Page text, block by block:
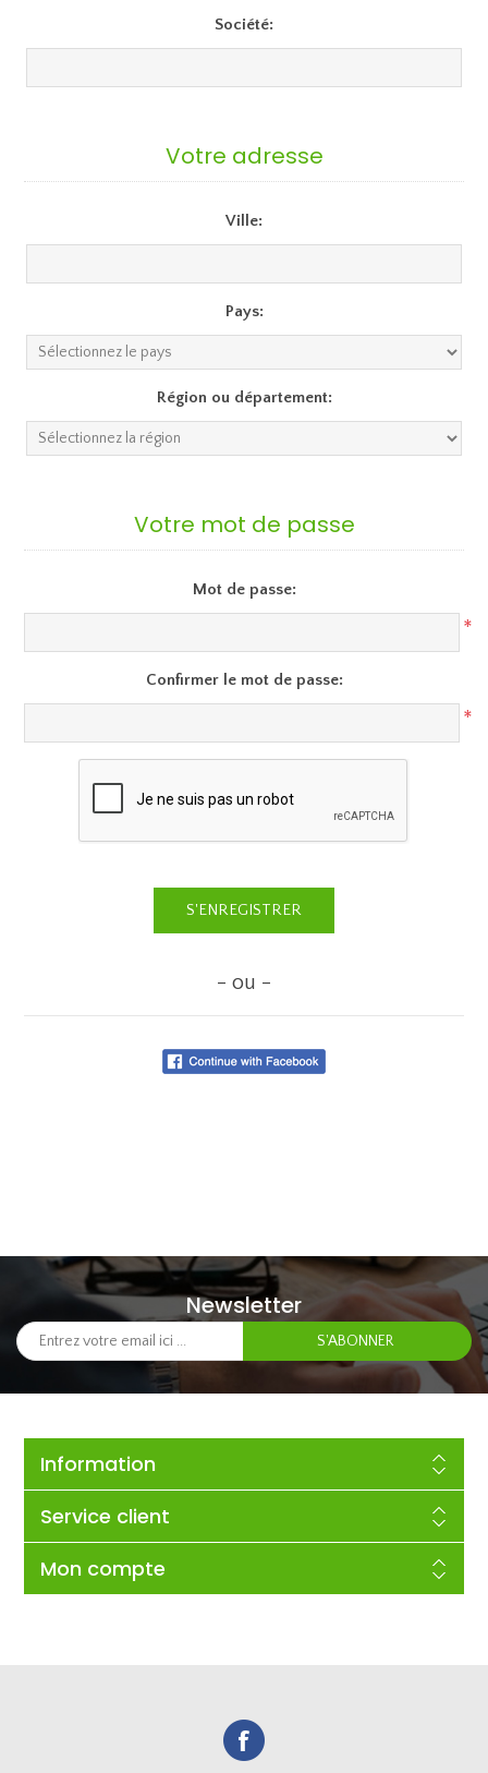
Société:
Votre adresse
Ville:
Pays:
Région ou département:
Votre mot de passe
Mot de passe:
*
Confirmer le mot de passe:
*
- ou -
Newsletter
Information
Service client
Mon compte